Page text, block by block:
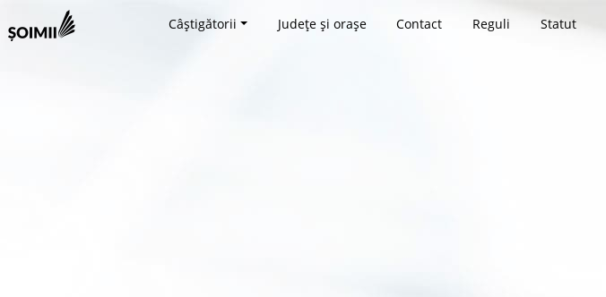
Câștigătorii Județe și orașe Contact Reguli Statut